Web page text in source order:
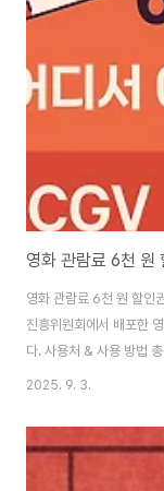
영화 관람료 6천 원
영화 관람료 6천 원 할인
진흥위원회에서 배포한
다. 사용처 & 사용 방법
Q사용 방법: 각 영화관의
니다.단, 독립·작은영화
별 할인권 사용 방법 안
2025. 9. 3.